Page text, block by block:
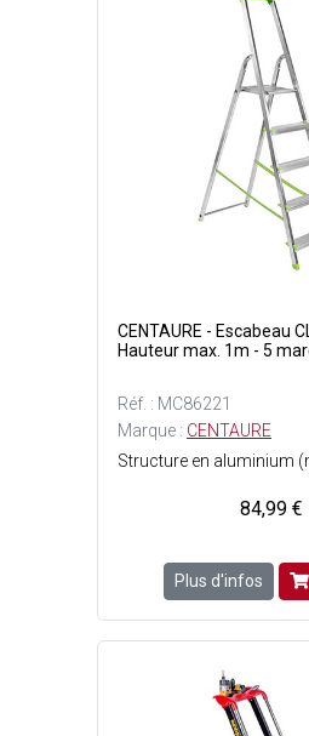
CENTAURE - Escabeau
Hauteur max. 1m - 5
Réf. : MC86221
Marque : CENTAURE
84,99 €
Plus d'infos